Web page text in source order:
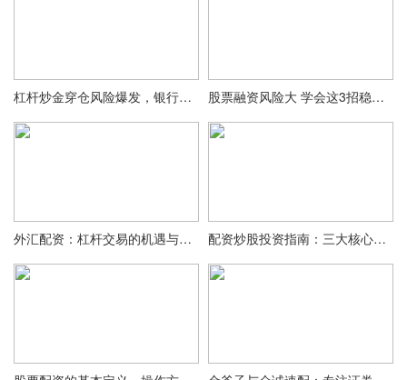
杠杆炒金穿仓风险爆发，银行紧急关停个人黄金开户 股票融资风险大 学会这3招稳扎稳打
外汇配资：杠杆交易的机遇与风险，投资者必读指南 配资炒股投资指南：三大核心策略与技巧，助您稳健盈利